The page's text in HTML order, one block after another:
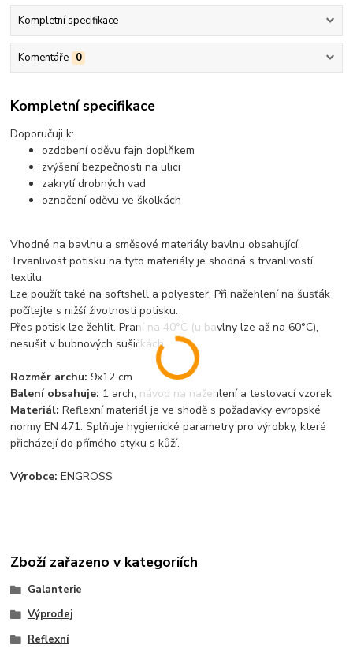
Kompletní specifikace
Komentáře 0
Kompletní specifikace
Doporučuji k:
ozdobení oděvu fajn doplňkem
zvýšení bezpečnosti na ulici
zakrytí drobných vad
označení oděvu ve školkách
Vhodné na bavlnu a směsové materiály bavlnu obsahující.
Trvanlivost potisku na tyto materiály je shodná s trvanlivostí
textilu.
Lze použít také na softshell a polyester. Při nažehlení na šusťák
počítejte s nižší životností potisku.
Přes potisk lze žehlit. Praní na 40°C (u bavlny lze až na 60°C),
nesušit v bubnových sušičkách.
Rozměr archu: 9x12 cm
Balení obsahuje: 1 arch, návod na nažehlení a testovací vzorek
Materiál: Reflexní materiál je ve shodě s požadavky evropské
normy EN 471. Splňuje hygienické parametry pro výrobky, které
přicházejí do přímého styku s kůží.
Výrobce: ENGROSS
Zboží zařazeno v kategoriích
Galanterie
Výprodej
Reflexní